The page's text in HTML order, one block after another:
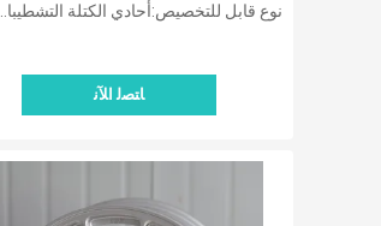
نوع قابل للتخصيص:أحادي الكتلة التشطيبات المخصصة
ﺎﺘﺼﻟ ﺍﻶﻧ